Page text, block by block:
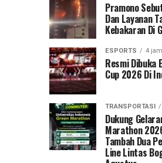
Pramono
Dan Layanan
Kebakaran Di
ESPORTS 4
Resmi Dibuka
Cup 2026 Di
TRANSPORTASI
Dukung
Marathon
Tambah Dua
Line Lintas